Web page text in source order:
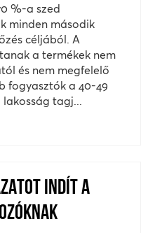
%-a szed
minden második
céljából. A
a termékek nem
és nem megfelelő
fogyasztók a 40-49
tagj...
INDÍT A